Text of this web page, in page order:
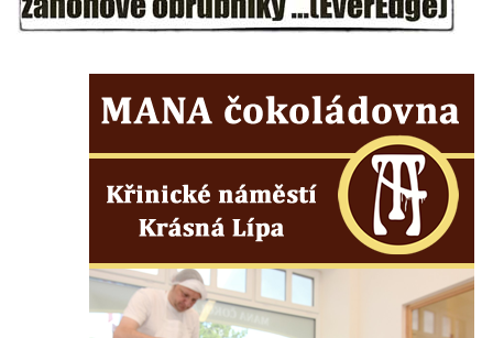
Márnice na hřbitově v Dobříni
Kaple Nejsvětější Trojice v centru Liběšic
Výklenková kaple na rozcestí na jižním
Kaple svatého Blažeje východně od Lužice
Kostel svatého Augustina v Lužici
Márnice na hřbitově v Lužici
Kostel svatého Martina v Kozlech